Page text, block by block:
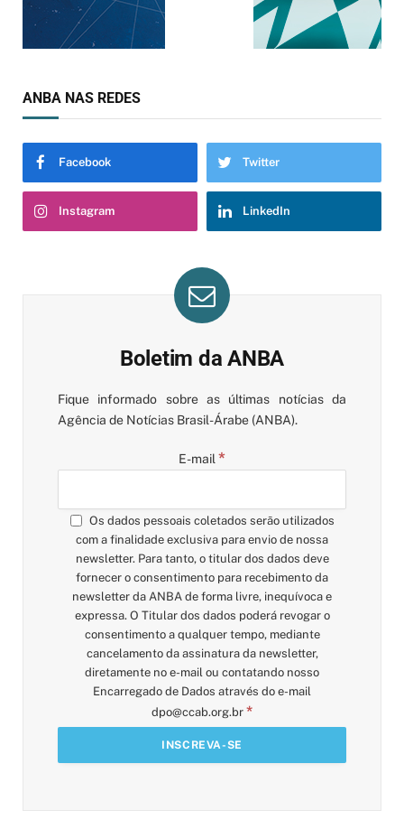
ANBA NAS REDES
Facebook Twitter
Instagram LinkedIn
Boletim da ANBA
Fique informado sobre as últimas notícias da
Agência de Notícias Brasil-Árabe (ANBA).
E-mail *
Os dados pessoais coletados serão utilizados
com a finalidade exclusiva para envio de nossa
newsletter. Para tanto, o titular dos dados deve
fornecer o consentimento para recebimento da
newsletter da ANBA de forma livre, inequívoca e
expressa. O Titular dos dados poderá revogar o
consentimento a qualquer tempo, mediante
cancelamento da assinatura da newsletter,
diretamente no e-mail ou contatando nosso
Encarregado de Dados através do e-mail
dpo@ccab.org.br *